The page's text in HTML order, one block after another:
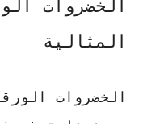
الخضروات
المثالية
الخضروات